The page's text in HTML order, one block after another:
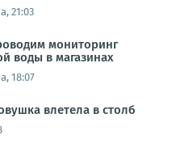
21:03
мониторинг
воды в магазинах
18:07
влетела в столб